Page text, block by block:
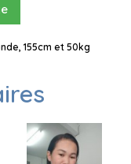
155cm et 50kg